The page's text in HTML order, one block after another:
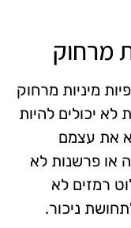
מרחוק
מיניות מרחוק
לא יכולים להיות
את עצמם
או פרשנות לא
רמזים לא
ניכור.